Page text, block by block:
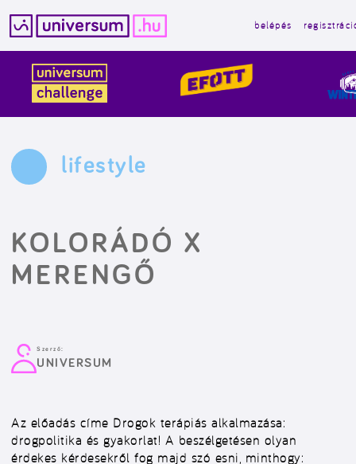
tartalomba
belépés
lifestyle
KOLORÁDÓ X
MERENGŐ
Szerző:
UNIVERSUM
Az előadás címe Drogok terápiás alkalmazása:
drogpolitika és gyakorlat! A beszélgetésen olyan
érdekes kérdesekről fog majd szó esni, minthogy: